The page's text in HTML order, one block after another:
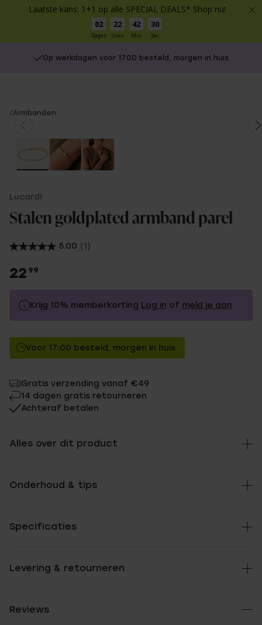
Laatste kans: 1+1 op alle SPECIAL DEALS* Shop nu!
02
Dagen
22
Uren
42
Min
30
Sec
Op werkdagen voor 17.00 besteld, morgen in huis
You
Armbanden
Lucardi
Stalen goldplated armband parel
5.00 (1)
22 99
Krijg 10% memberkorting Log in of meld je aan
Zonder memberkorting
Met memberkorting
Voor 17:00 besteld, morgen in huis
Gratis verzending vanaf €49
14 dagen gratis retourneren
Achteraf betalen
Alles over dit product
Onderhoud & tips
Specificaties
Levering & retourneren
Reviews